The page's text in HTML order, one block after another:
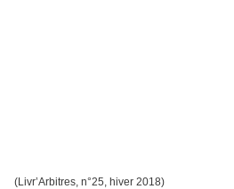
(Livr’Arbitres, n°25, hiver 2018)